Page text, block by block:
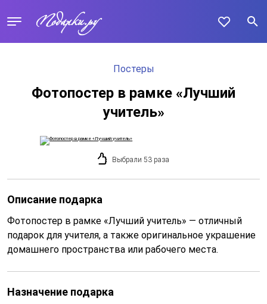
Постеры
Фотопостер в рамке «Лучший
учитель»
Выбрали 53 раза
Описание подарка
Фотопостер в рамке «Лучший учитель» — отличный
подарок для учителя, а также оригинальное украшение
домашнего пространства или рабочего места.
Назначение подарка